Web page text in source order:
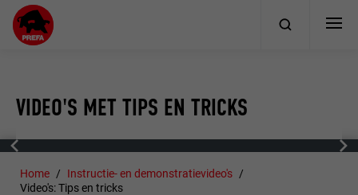
VIDEO'S MET TIPS EN TRICKS
Home
Instructie- en demonstratievideo's
Video's: Tips en tricks